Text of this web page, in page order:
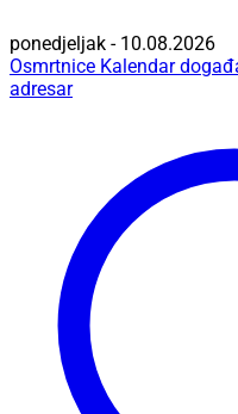
ponedjeljak - 10.08.2026
Osmrtnice Kalendar
adresar